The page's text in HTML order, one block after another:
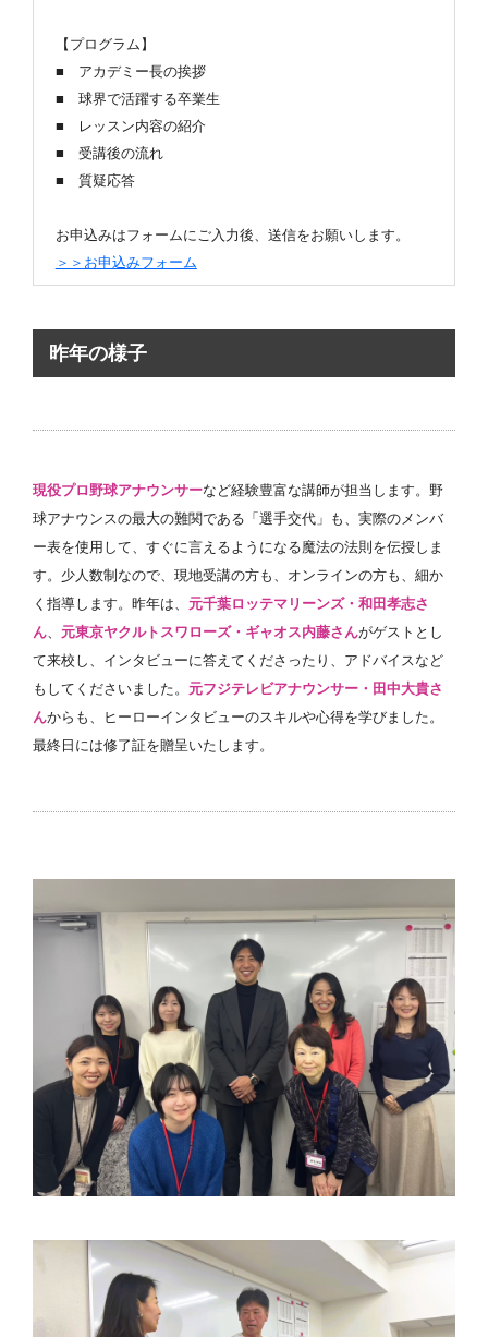
【プログラム】
■ アカデミー長の挨拶
■ 球界で活躍する卒業生
■ レッスン内容の紹介
■ 受講後の流れ
■ 質疑応答
お申込みはフォームにご入力後、送信をお願いします。
＞＞お申込みフォーム
昨年の様子
現役プロ野球アナウンサーなど経験豊富な講師が担当します。野
球アナウンスの最大の難関である「選手交代」も、実際のメンバ
ー表を使用して、すぐに言えるようになる魔法の法則を伝授しま
す。少人数制なので、現地受講の方も、オンラインの方も、細か
く指導します。昨年は、元千葉ロッテマリーンズ・和田孝志さ
ん、元東京ヤクルトスワローズ・ギャオス内藤さんがゲストとし
て来校し、インタビューに答えてくださったり、アドバイスなど
もしてくださいました。元フジテレビアナウンサー・田中大貴さ
んからも、ヒーローインタビューのスキルや心得を学びました。
最終日には修了証を贈呈いたします。